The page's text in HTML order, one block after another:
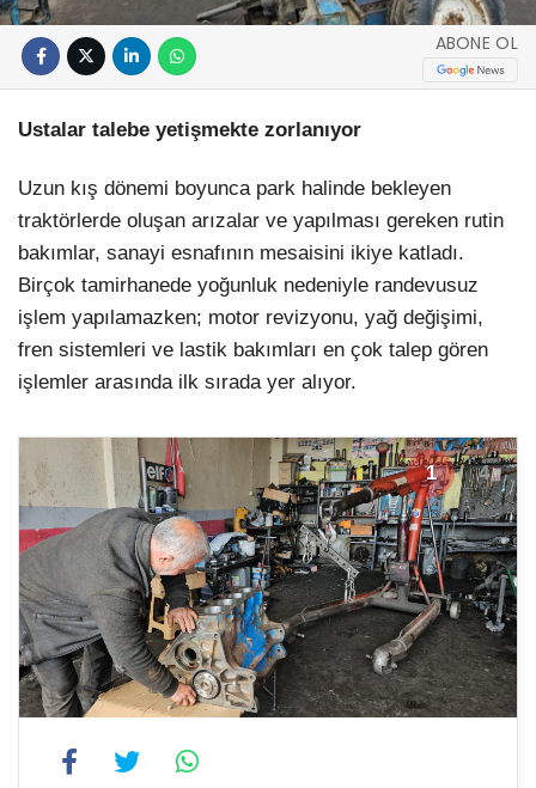
ABONE OL
Ustalar talebe yetişmekte zorlanıyor
Uzun kış dönemi boyunca park halinde bekleyen
traktörlerde oluşan arızalar ve yapılması gereken rutin
bakımlar, sanayi esnafının mesaisini ikiye katladı.
Birçok tamirhanede yoğunluk nedeniyle randevusuz
işlem yapılamazken; motor revizyonu, yağ değişimi,
fren sistemleri ve lastik bakımları en çok talep gören
işlemler arasında ilk sırada yer alıyor.
1 4